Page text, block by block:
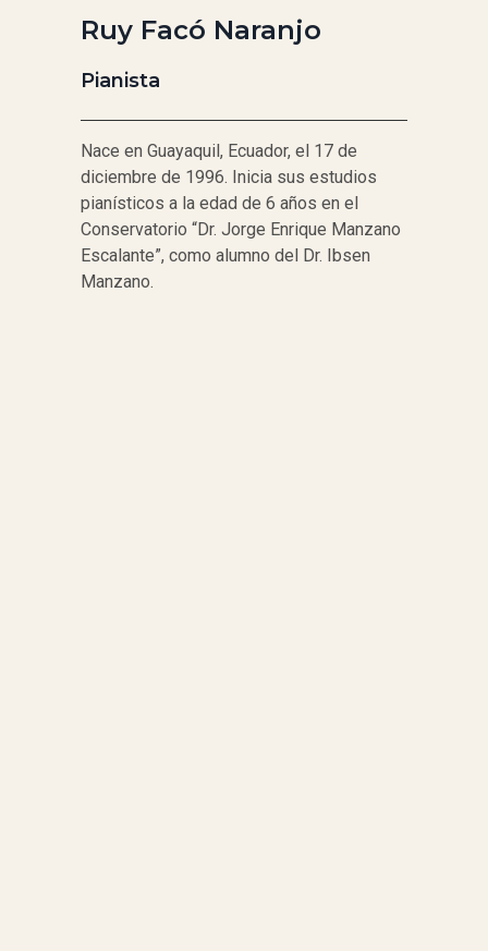
Ruy Facó Naranjo
Pianista
Nace en Guayaquil, Ecuador, el 17 de
diciembre de 1996. Inicia sus estudios
pianísticos a la edad de 6 años en el
Conservatorio “Dr. Jorge Enrique Manzano
Escalante”, como alumno del Dr. Ibsen
Manzano.